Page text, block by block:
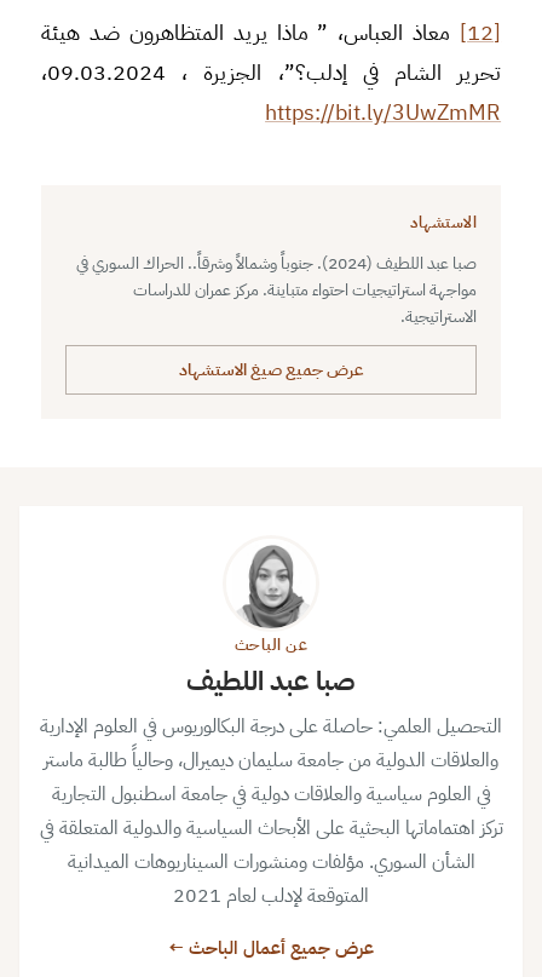
[12]
معاذ العباس، ” ماذا يريد المتظاهرون ضد هيئة
تحرير الشام في إدلب؟”، الجزيرة ، 09.03.2024،
https://bit.ly/3UwZmMR
الاستشهاد
صبا عبد اللطيف (2024). جنوباً وشمالاً وشرقاً.. الحراك السوري في
مواجهة استراتيجيات احتواء متباينة. مركز عمران للدراسات
الاستراتيجية.
عرض جميع صيغ الاستشهاد
عن الباحث
صبا عبد اللطيف
التحصيل العلمي: حاصلة على درجة البكالوريوس في العلوم الإدارية
والعلاقات الدولية من جامعة سليمان ديميرال، وحالياً طالبة ماستر
في العلوم سياسية والعلاقات دولية في جامعة اسطنبول التجارية
تركز اهتماماتها البحثية على الأبحاث السياسية والدولية المتعلقة في
الشأن السوري. مؤلفات ومنشورات السيناريوهات الميدانية
المتوقعة لإدلب لعام 2021
عرض جميع أعمال الباحث ←